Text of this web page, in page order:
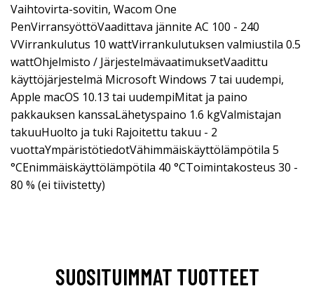
Vaihtovirta-sovitin, Wacom One
PenVirransyöttöVaadittava jännite AC 100 - 240
VVirrankulutus 10 wattVirrankulutuksen valmiustila 0.5
wattOhjelmisto / JärjestelmävaatimuksetVaadittu
käyttöjärjestelmä Microsoft Windows 7 tai uudempi,
Apple macOS 10.13 tai uudempiMitat ja paino
pakkauksen kanssaLähetyspaino 1.6 kgValmistajan
takuuHuolto ja tuki Rajoitettu takuu - 2
vuottaYmpäristötiedotVähimmäiskäyttölämpötila 5
°CEnimmäiskäyttölämpötila 40 °CToimintakosteus 30 -
80 % (ei tiivistetty)
SUOSITUIMMAT TUOTTEET